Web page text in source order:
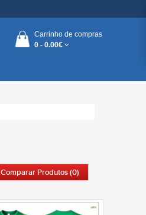
Carrinho de compras
0 - 0.00€
Comparar Produtos (0)